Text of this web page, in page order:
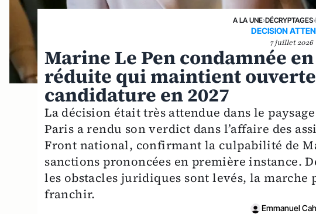
A LA UNE›DÉCRYPTAGES›
DECISION
7 juillet 2026
Marine Le Pen condamnée
réduite qui maintient
candidature en 2027
La décision était très attendue dans le
Paris a rendu son verdict dans l’affaire des
Front national, confirmant la culpabilité de
sanctions prononcées en première instance.
les obstacles juridiques sont levés, la
franchir.
Emmanuel